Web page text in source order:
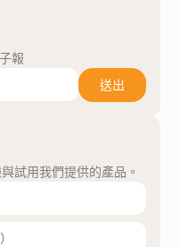
報
送出
試用我們提供的產品。